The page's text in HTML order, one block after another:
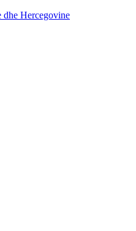
dhe Hercegovine